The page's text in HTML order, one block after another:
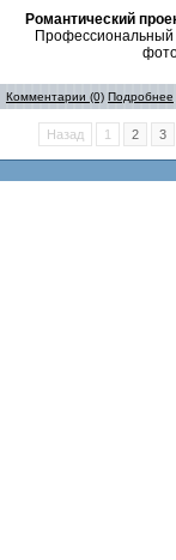
Романтический
Профессиональный
Комментарии (0) Подробнее
Назад 1 2 3